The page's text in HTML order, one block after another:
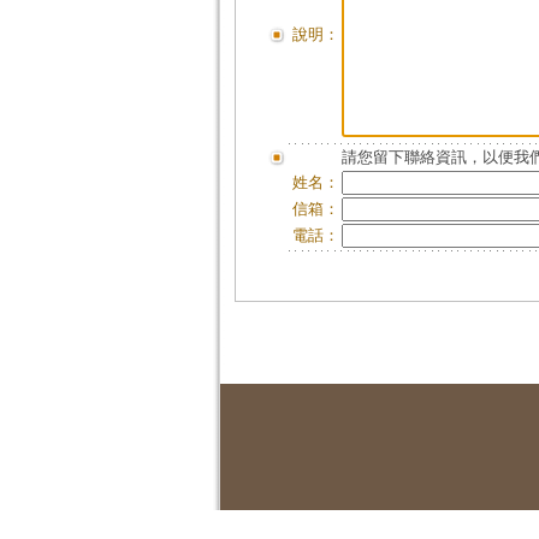
說明：
請您留下聯絡資訊，以便我
姓名：
信箱：
電話：